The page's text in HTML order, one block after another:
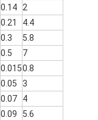
0.14 2
0.21
4.4
0.3
5.8
0.5 7
0.0150.8
0.05
3
0.07
4
0.09
5.6